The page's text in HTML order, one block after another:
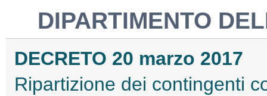
DIPARTIMENTO
DECRETO 20 marzo 2017
Ripartizione dei contingenti